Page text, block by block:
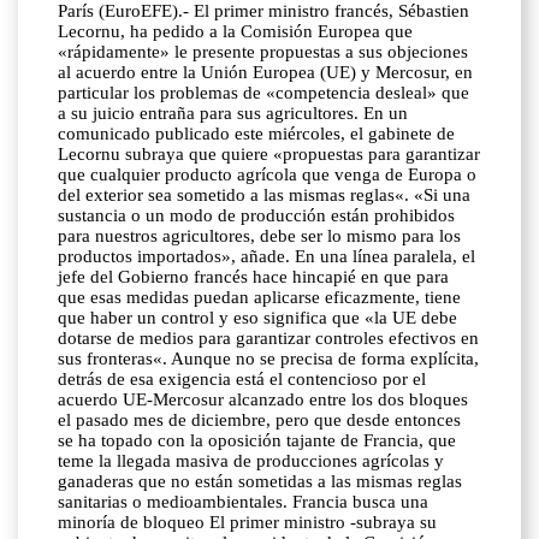
París (EuroEFE).- El primer ministro francés, Sébastien
Lecornu, ha pedido a la Comisión Europea que
«rápidamente» le presente propuestas a sus objeciones
al acuerdo entre la Unión Europea (UE) y Mercosur, en
particular los problemas de «competencia desleal» que
a su juicio entraña para sus agricultores. En un
comunicado publicado este miércoles, el gabinete de
Lecornu subraya que quiere «propuestas para garantizar
que cualquier producto agrícola que venga de Europa o
del exterior sea sometido a las mismas reglas«. «Si una
sustancia o un modo de producción están prohibidos
para nuestros agricultores, debe ser lo mismo para los
productos importados», añade. En una línea paralela, el
jefe del Gobierno francés hace hincapié en que para
que esas medidas puedan aplicarse eficazmente, tiene
que haber un control y eso significa que «la UE debe
dotarse de medios para garantizar controles efectivos en
sus fronteras«. Aunque no se precisa de forma explícita,
detrás de esa exigencia está el contencioso por el
acuerdo UE-Mercosur alcanzado entre los dos bloques
el pasado mes de diciembre, pero que desde entonces
se ha topado con la oposición tajante de Francia, que
teme la llegada masiva de producciones agrícolas y
ganaderas que no están sometidas a las mismas reglas
sanitarias o medioambientales. Francia busca una
minoría de bloqueo El primer ministro -subraya su